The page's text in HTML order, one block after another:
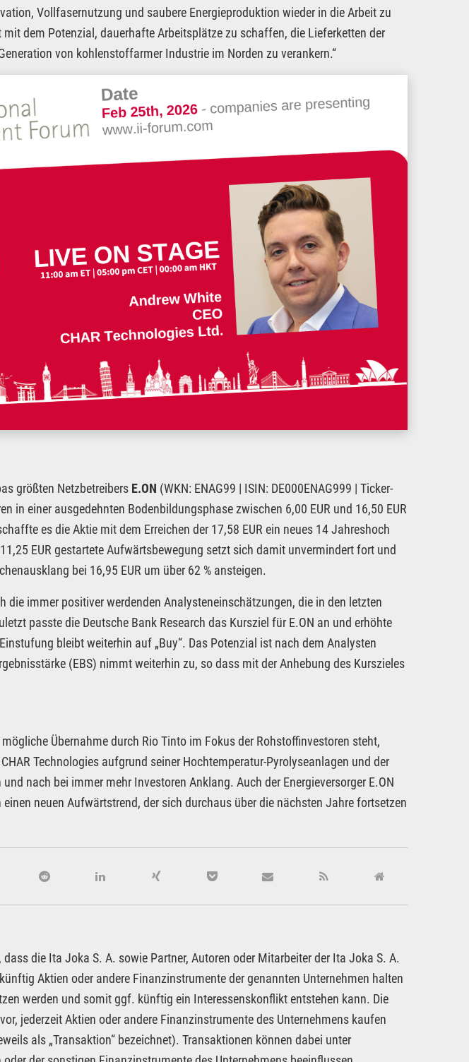
Vollfasernutzung und saubere Energieproduktion wieder in die Arbeit zu
dem Potenzial, dauerhafte Arbeitsplätze zu schaffen, die Lieferketten der
von kohlenstoffarmer Industrie im Norden zu verankern.“
größten Netzbetreibers E.ON (WKN: ENAG99 | ISIN: DE000ENAG999 | Ticker-
in einer ausgedehnten Bodenbildungsphase zwischen 6,00 EUR und 16,50 EUR
es die Aktie mit dem Erreichen der 17,58 EUR ein neues 14 Jahreshoch
EUR gestartete Aufwärtsbewegung setzt sich damit unvermindert fort und
bei 16,95 EUR um über 62 % ansteigen.
die immer positiver werdenden Analysteneinschätzungen, die in den letzten
passte die Deutsche Bank Research das Kursziel für E.ON an und erhöhte
bleibt weiterhin auf „Buy“. Das Potenzial ist nach dem Analysten
(EBS) nimmt weiterhin zu, so dass mit der Anhebung des Kurszieles
Übernahme durch Rio Tinto im Fokus der Rohstoffinvestoren steht,
Technologies aufgrund seiner Hochtemperatur-Pyrolyseanlagen und der
nach bei immer mehr Investoren Anklang. Auch der Energieversorger E.ON
neuen Aufwärtstrend, der sich durchaus über die nächsten Jahre fortsetzen
die Ita Joka S. A. sowie Partner, Autoren oder Mitarbeiter der Ita Joka S. A.
Aktien oder andere Finanzinstrumente der genannten Unternehmen halten
werden und somit ggf. künftig ein Interessenskonflikt entstehen kann. Die
jederzeit Aktien oder andere Finanzinstrumente des Unternehmens kaufen
als „Transaktion“ bezeichnet). Transaktionen können dabei unter